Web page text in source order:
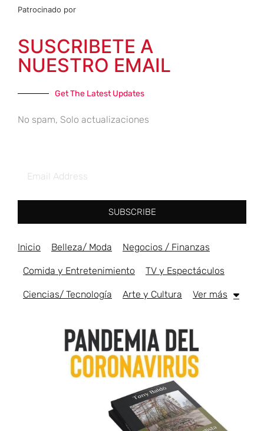
Patrocinado por
SUSCRIBETE A
NUESTRO EMAIL
Get The Latest Updates
No spam, Solo actualizaciones
SUBSCRIBE
Inicio Belleza/ Moda Negocios / Finanzas
Comida y Entretenimiento TV y Espectáculos
Ciencias/ Tecnología Arte y Cultura Ver más